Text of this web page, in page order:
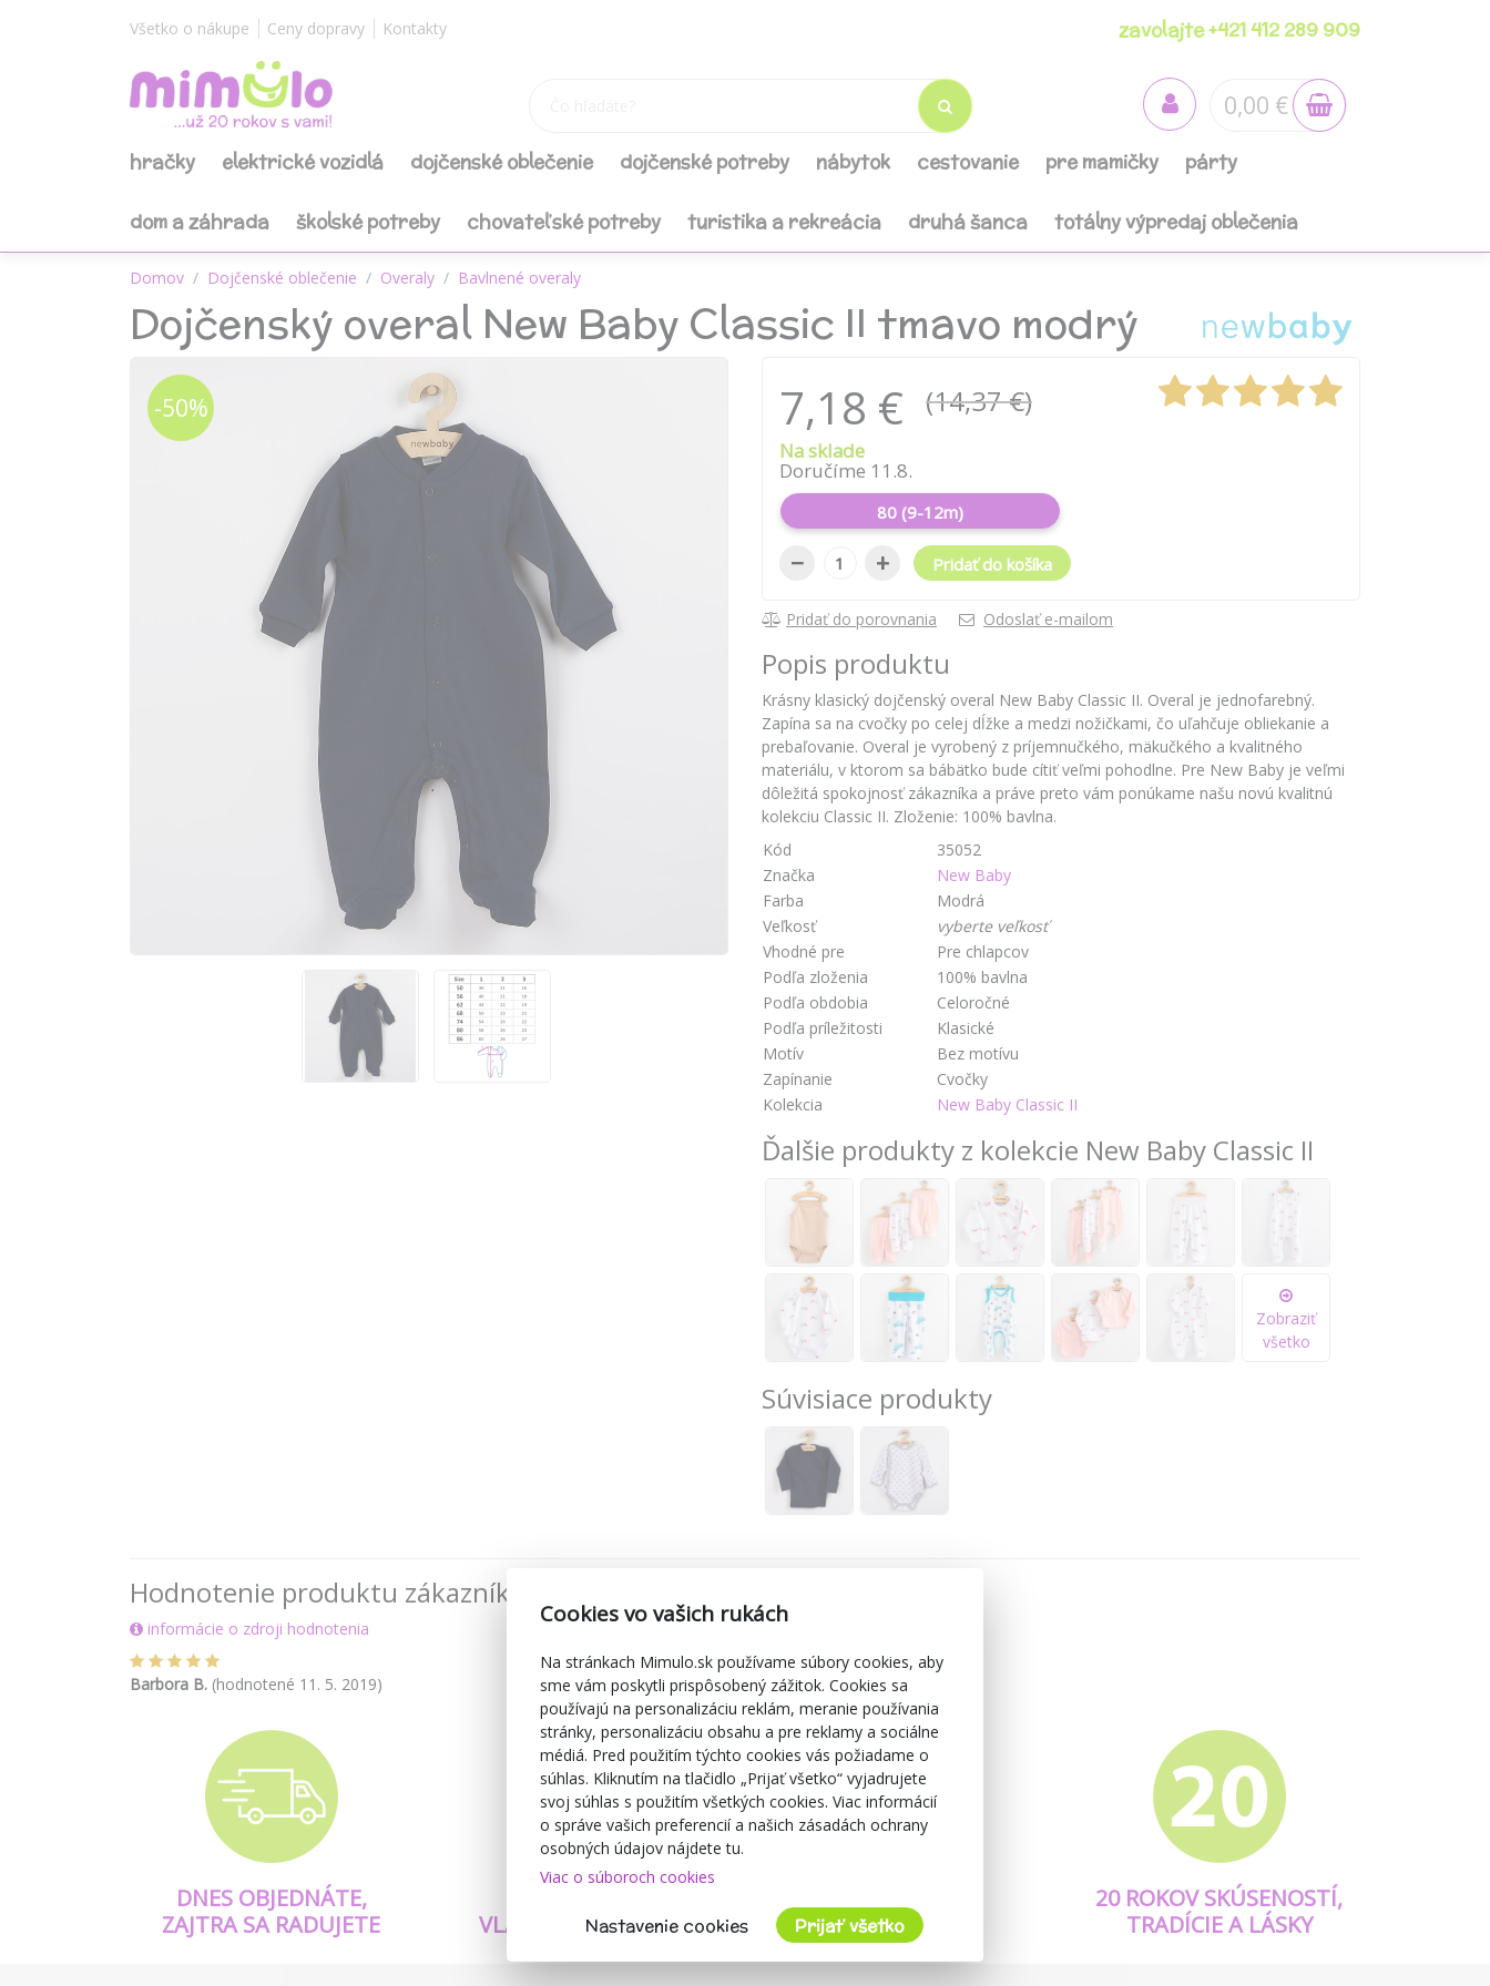
Všetko o nákupe Ceny dopravy Kontakty zavolajte +421 412 289 909
0,00 €
hračky elektrické vozidlá dojčenské oblečenie dojčenské potreby nábytok cestovanie pre mamičky párty
dom a záhrada školské potreby chovateľské potreby turistika a rekreácia druhá šanca totálny výpredaj oblečenia
Domov Dojčenské oblečenie Overaly Bavlnené overaly
Dojčenský overal New Baby Classic II tmavo modrý
-50% 7,18 € (14,37 €)
Na sklade
Doručíme 11.8.
80 (9-12m)
− + Pridať do košíka
Pridať do porovnania Odoslať e-mailom
Popis produktu
Krásny klasický dojčenský overal New Baby Classic II. Overal je jednofarebný.
Zapína sa na cvočky po celej dĺžke a medzi nožičkami, čo uľahčuje obliekanie a
prebaľovanie. Overal je vyrobený z príjemnučkého, mäkučkého a kvalitného
materiálu, v ktorom sa bábätko bude cítiť veľmi pohodlne. Pre New Baby je veľmi
dôležitá spokojnosť zákazníka a práve preto vám ponúkame našu novú kvalitnú
kolekciu Classic II. Zloženie: 100% bavlna.
Kód
35052
Značka
New Baby
Farba
Modrá
Veľkosť
vyberte veľkosť
Vhodné pre
Pre chlapcov
Podľa zloženia
100% bavlna
Podľa obdobia
Celoročné
Podľa príležitosti
Klasické
Motív
Bez motívu
Zapínanie
Cvočky
Kolekcia
New Baby Classic II
Ďalšie produkty z kolekcie New Baby Classic II
Zobraziť
všetko
Súvisiace produkty
Hodnotenie produktu zákazníkmi:
informácie o zdroji hodnotenia
Barbora B. (hodnotené 11. 5. 2019)
DNES OBJEDNÁTE,
ZAJTRA SA RADUJETE
VLASTNÉ PRODUKTY
A KVALITA
20 ROKOV SKÚSENOSTÍ,
TRADÍCIE A LÁSKY
Cookies vo vašich rukách
Na stránkach Mimulo.sk používame súbory cookies, aby
sme vám poskytli prispôsobený zážitok. Cookies sa
používajú na personalizáciu reklám, meranie používania
stránky, personalizáciu obsahu a pre reklamy a sociálne
médiá. Pred použitím týchto cookies vás požiadame o
súhlas. Kliknutím na tlačidlo „Prijať všetko“ vyjadrujete
svoj súhlas s použitím všetkých cookies. Viac informácií
o správe vašich preferencií a našich zásadách ochrany
osobných údajov nájdete tu.
Viac o súboroch cookies
Nastavenie cookies Prijať všetko